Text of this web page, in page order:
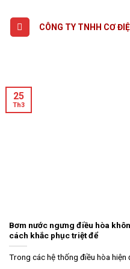
content
CÔNG TY TNHH CƠ
Bơm nước ngưng điều hòa
cách khắc phục triệt để
Trong các hệ thống điều hòa hiện
25
Th3